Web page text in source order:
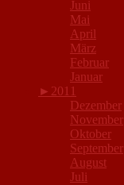
Juni
Mai
April
März
Februar
Januar
► 2011
Dezember
November
Oktober
September
August
Juli